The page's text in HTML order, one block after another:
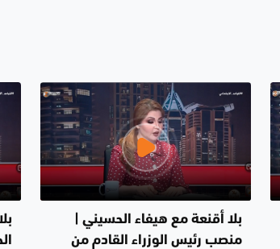
بلا أقنعة مع هيفاء الحسيني |
منصب رئيس الوزراء القادم من